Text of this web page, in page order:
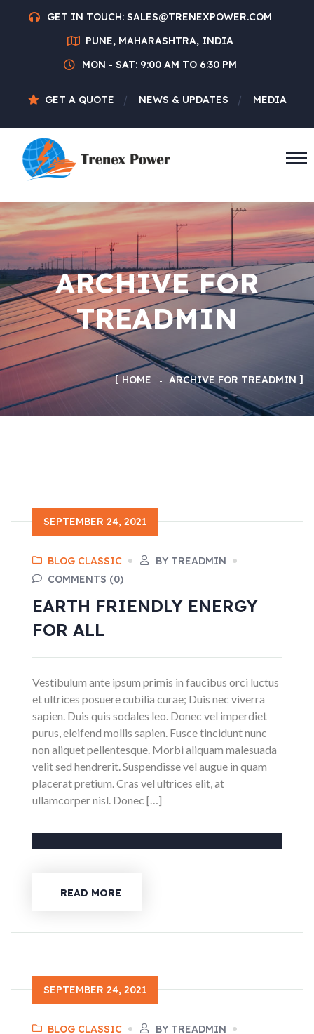
GET IN TOUCH: SALES@TRENEXPOWER.COM
PUNE, MAHARASHTRA, INDIA
MON - SAT: 9:00 AM TO 6:30 PM
GET A QUOTE NEWS & UPDATES MEDIA
ARCHIVE FOR
TREADMIN
HOME ARCHIVE FOR TREADMIN
SEPTEMBER 24, 2021
BLOG CLASSIC
BY TREADMIN
COMMENTS (0)
EARTH FRIENDLY ENERGY
FOR ALL
Vestibulum ante ipsum primis in faucibus orci luctus
et ultrices posuere cubilia curae; Duis nec viverra
sapien. Duis quis sodales leo. Donec vel imperdiet
purus, eleifend mollis sapien. Fusce tincidunt nunc
non aliquet pellentesque. Morbi aliquam malesuada
velit sed hendrerit. Suspendisse vel augue in quam
placerat pretium. Cras vel ultrices elit, at
ullamcorper nisl. Donec […]
READ MORE
SEPTEMBER 24, 2021
BLOG CLASSIC
BY TREADMIN